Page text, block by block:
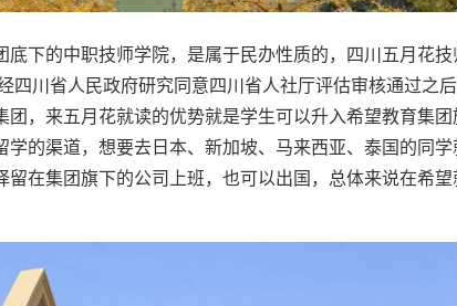
下的中职技师学院，是属于民办性质的，四川五月花
四川省人民政府研究同意四川省人社厅评估审核通过之
，来五月花就读的优势就是学生可以升入希望教育集
的渠道，想要去日本、新加坡、马来西亚、泰国的同
在集团旗下的公司上班，也可以出国，总体来说在希